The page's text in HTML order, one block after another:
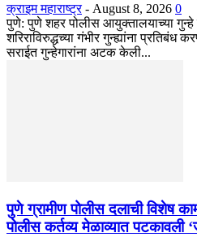
क्राइम महाराष्ट्र - August 8, 2026 0
​पुणे: पुणे शहर पोलीस आयुक्तालयाच्या
शरिराविरुद्धच्या गंभीर गुन्ह्यांना प्रतिबंध
सराईत गुन्हेगारांना अटक केली...
पुणे ग्रामीण पोलीस दलाची विशेष
पोलीस कर्तव्य मेळाव्यात पटकावली